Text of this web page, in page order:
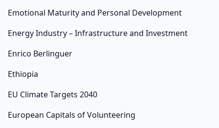
Emotional Maturity and Personal Development
Energy Industry – Infrastructure and Investment
Enrico Berlinguer
Ethiopia
EU Climate Targets 2040
European Capitals of Volunteering